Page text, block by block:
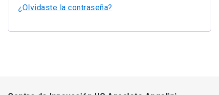
¿Olvidaste la contraseña?